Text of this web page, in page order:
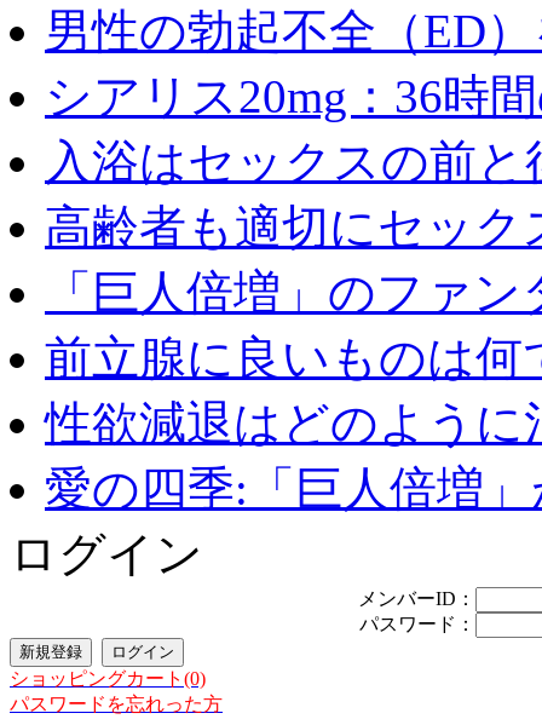
男性の勃起不全（ED
シアリス20mg：36時
入浴はセックスの前と
高齢者も適切にセック
「巨人倍増」のファ
前立腺に良いものは何
性欲減退はどのように
愛の四季:「巨人倍増
ログイン
メンバーID：
パスワード：
ショッピングカート(0)
パスワードを忘れった方